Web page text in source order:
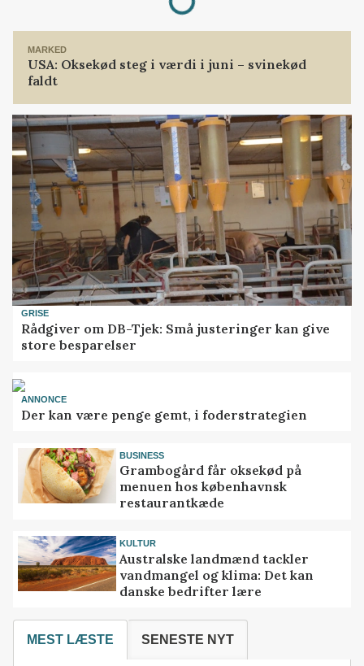
MARKED
USA: Oksekød steg i værdi i juni – svinekød
faldt
GRISE
Rådgiver om DB-Tjek: Små justeringer kan give
store besparelser
ANNONCE
Der kan være penge gemt, i foderstrategien
BUSINESS
Grambogård får oksekød på
menuen hos københavnsk
restaurantkæde
KULTUR
Australske landmænd tackler
vandmangel og klima: Det kan
danske bedrifter lære
MEST LÆSTE SENESTE NYT